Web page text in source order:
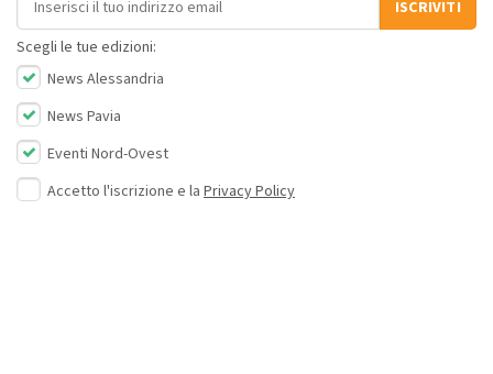
ISCRIVITI
Scegli le tue edizioni:
News Alessandria
News Pavia
Eventi Nord-Ovest
Accetto l'iscrizione e la Privacy Policy